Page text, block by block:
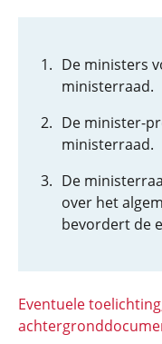
De ministers
ministerraad.
De minister-
ministerraad.
De
over het
bevordert de
Eventuele